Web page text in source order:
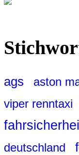
ags aston
viper renntaxi
deutschland